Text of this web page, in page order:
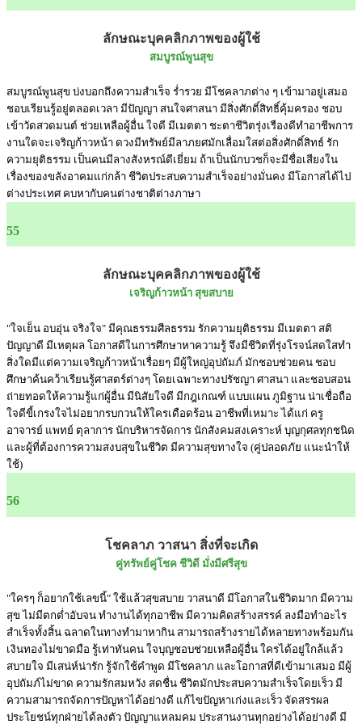
ลักษณะบุคคลิกภาพของผู้ใช้
สมบูรณ์พูนสุข
สมบูรณ์พูนสุข บ่งบอกถึงความสำเร็จ ร่ำรวย มีโชคลาภต่าง ๆ เข้ามาอยู่เสมอ
ชอบเรียนรู้อยู่ตลอดเวลา มีปัญญา สนใจศาสนา มีสิ่งศักดิ์สิทธิ์คุ้มครอง ชอบ
เข้าวัดสวดมนต์ ช่วยเหลือผู้อื่น ใจดี มีเมตตา ชะตาชีวิตรุ่งเรืองดีทำอาชีพการ
งานใดจะเจริญก้าวหน้า ดวงมีทรัพย์มีลาภยศมักเลื่อมใสต่อสิ่งศักดิ์สิทธ์ รัก
ความยุติธรรม เป็นคนมีลางสังหรณ์ดีเยี่ยม ถ้าเป็นนักบวชก็จะมีชื่อเสียงใน
เรื่องของขลังอาคมแก่กล้า ชีวิตประสบความสำเร็จอย่างมั่นคง มีโอกาสได้ไป
ต่างประเทศ คบหากับคนต่างชาติต่างภาษา
55
ลักษณะบุคคลิกภาพของผู้ใช้
เจริญก้าวหน้า สุขสบาย
"ใจเย็น อบอุ่น จริงใจ" มีคุณธรรมศีลธรรม รักความยุติธรรม มีเมตตา สติ
ปัญญาดี มีเหตุผล โอกาสดีในการศึกษาหาความรู้ จึงมีชีวิตที่รุ่งโรจน์สดใสทำ
สิ่งใดมีแต่ความเจริญก้าวหน้าเรื่อยๆ มีผู้ใหญ่อุปถัมภ์ มักชอบช่วยคน ชอบ
ศึกษาค้นคว้าเรียนรู้ศาสตร์ต่างๆ โดยเฉพาะทางปรัชญา ศาสนา และชอบสอน
ถ่ายทอดให้ความรู้แก่ผู้อื่น มีนิสัยใจดี มีกฎเกณฑ์ แบบแผน ภูมิฐาน น่าเชื่อถือ
ใจดีขี้เกรงใจไม่อยากรบกวนให้ใครเดือดร้อน อาชีพที่เหมาะ ได้แก่ ครู
อาจารย์ แพทย์ ตุลาการ นักบริหารจัดการ นักสังคมสงเคราะห์ บุญกุศลทุกชนิด
และผู้ที่ต้องการความสงบสุขในชีวิต มีความสุขทางใจ (คู่ปลอดภัย แนะนำให้
ใช้)
56
โชคลาภ วาสนา สิ่งที่จะเกิด
คู่ทรัพย์คู่โชค ชีวิดี มั่งมีศรีสุข
"ใครๆ ก็อยากใช้เลขนี้" ใช้แล้วสุขสบาย วาสนาดี มีโอกาสในชีวิตมาก มีความ
สุข ไม่มีตกต่ำอับจน ทำงานได้ทุกอาชีพ มีความคิดสร้างสรรค์ ลงมือทำอะไร
สำเร็จทั้งสิ้น ฉลาดในทางทำมาหากิน สามารถสร้างรายได้หลายทางพร้อมกัน
เงินทองไม่ขาดมือ รู้เท่าทันคน ใจบุญชอบช่วยเหลือผู้อื่น ใครได้อยู่ใกล้แล้ว
สบายใจ มีเสน่ห์น่ารัก รู้จักใช้คำพูด มีโชคลาภ และโอกาสที่ดีเข้ามาเสมอ มีผู้
อุปถัมภ์ไม่ขาด ความรักสมหวัง สดชื่น ชีวิตมักประสบความสำเร็จโดยเร็ว มี
ความสามารถจัดการปัญหาได้อย่างดี แก้ไขปัญหาเก่งและเร็ว จัดสรรผล
ประโยชน์ทุกฝ่ายได้ลงตัว ปัญญาแหลมคม ประสานงานทุกอย่างได้อย่างดี มี